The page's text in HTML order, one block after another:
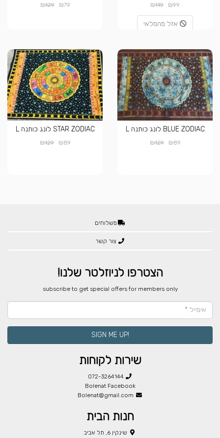
₪99
₪119
אזל מהמלאי
₪79
₪129
BLUE ZODIAC לונג כותנה L
₪89
₪129
STAR ZODIAC לונג כותנה L
₪89
₪129
משלוחים
צור קשר
הצטרפו לניוזלטר שלנו!
​subscribe to get special offers for members only
!SIGN ME UP
שירות לקוחות
072-3264144
Bolenat Facebook
Bolenat@gmail.com
חנות הבית
שינקין 6, תל אביב